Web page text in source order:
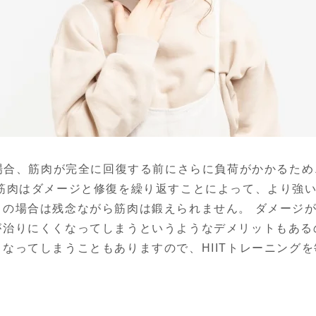
、筋肉が完全に回復する前にさらに負荷がかかるた
はダメージと修復を繰り返すことによって、より強
場合は残念ながら筋肉は鍛えられません。 ダメージ
りにくくなってしまうというようなデメリットもあ
ってしまうこともありますので、HIITトレーニング